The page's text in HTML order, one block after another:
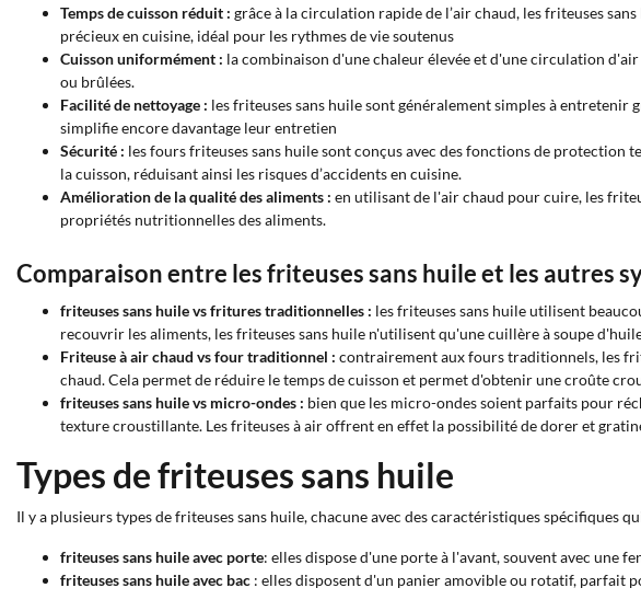
Temps de cuisson réduit : grâce à la circulation rapide de l’air chaud, les friteuses
précieux en cuisine, idéal pour les rythmes de vie soutenus
Cuisson uniformément : la combinaison d'une chaleur élevée et d'une circulation
ou brûlées.
Facilité de nettoyage : les friteuses sans huile sont généralement simples à entretenir
simplifie encore davantage leur entretien
Sécurité : les fours friteuses sans huile sont conçus avec des fonctions de protection
la cuisson, réduisant ainsi les risques d’accidents en cuisine.
Amélioration de la qualité des aliments : en utilisant de l'air chaud pour cuire, les
propriétés nutritionnelles des aliments.
Comparaison entre les friteuses sans huile et les autres
friteuses sans huile vs fritures traditionnelles : les friteuses sans huile utilisent
recouvrir les aliments, les friteuses sans huile n'utilisent qu'une cuillère à soupe
Friteuse à air chaud vs four traditionnel : contrairement aux fours traditionnels, les
chaud. Cela permet de réduire le temps de cuisson et permet d'obtenir une croûte
friteuses sans huile vs micro-ondes : bien que les micro-ondes soient parfaits pour
texture croustillante. Les friteuses à air offrent en effet la possibilité de dorer et
Types de friteuses sans huile
Il y a plusieurs types de friteuses sans huile, chacune avec des caractéristiques spécifiques
friteuses sans huile avec porte: elles dispose d'une porte à l'avant, souvent avec une
friteuses sans huile avec bac : elles disposent d'un panier amovible ou rotatif, parfait